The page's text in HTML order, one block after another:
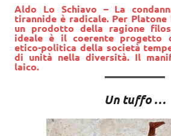
Aldo Lo Schiavo – La
tirannide è radicale. Per
un prodotto della ragione
ideale è il coerente progetto
etico-politica della società
di unità nella diversità. Il
laico.
Un tuffo …